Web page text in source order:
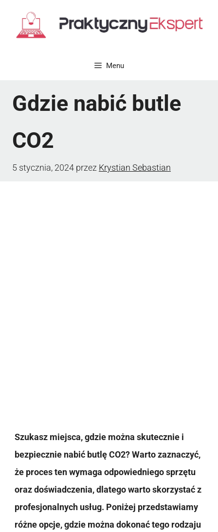
Menu
Gdzie nabić butle
CO2
5 stycznia, 2024 przez Krystian Sebastian
Szukasz miejsca, gdzie można skutecznie i
bezpiecznie nabić butlę CO2? Warto zaznaczyć,
że proces ten wymaga odpowiedniego sprzętu
oraz doświadczenia, dlatego warto skorzystać z
profesjonalnych usług. Poniżej przedstawiamy
różne opcje, gdzie można dokonać tego rodzaju